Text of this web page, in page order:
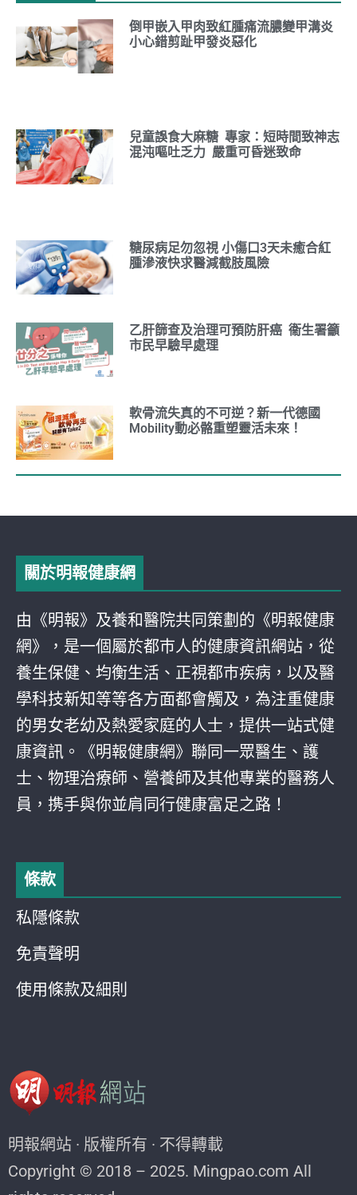
倒甲嵌入甲肉致紅腫痛流膿變甲溝炎
小心錯剪趾甲發炎惡化
兒童誤食大麻糖 專家：短時間致神志
混沌嘔吐乏力 嚴重可昏迷致命
糖尿病足勿忽視 小傷口3天未癒合紅
腫滲液快求醫減截肢風險
乙肝篩查及治理可預防肝癌 衞生署籲
市民早驗早處理
軟骨流失真的不可逆？新一代德國
Mobility動必骼重塑靈活未來！
關於明報健康網
由《明報》及養和醫院共同策劃的《明報健康
網》，是一個屬於都巿人的健康資訊網站，從
養生保健、均衡生活、正視都巿疾病，以及醫
學科技新知等等各方面都會觸及，為注重健康
的男女老幼及熱愛家庭的人士，提供一站式健
康資訊。《明報健康網》聯同一眾醫生、護
士、物理治療師、營養師及其他專業的醫務人
員，携手與你並肩同行健康富足之路！
條款
私隱條款
免責聲明
使用條款及細則
明報網站 · 版權所有 · 不得轉載
Copyright © 2018 – 2025. Mingpao.com All